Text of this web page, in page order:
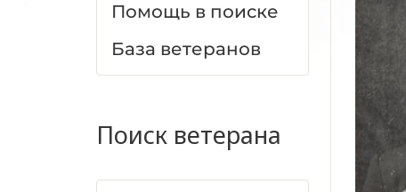
Помощь в поиске
База ветеранов
Поиск ветерана